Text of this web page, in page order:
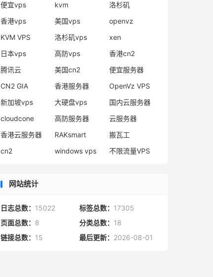
便宜vps kvm
洛杉矶
香港vps
美国vps
openvz
KVM VPS
洛杉矶vps
xen
日本vps
高防vps
香港cn2
腾讯云
美国cn2
便宜服务器
CN2 GIA
香港服务器
OpenVz VPS
新加坡vps
大硬盘vps
国内云服务器
cloudcone
高防服务器
云服务器
香港云服务器
RAKsmart
搬瓦工
cn2
windows vps 不限流量VPS
网站统计
日志总数： 15022 标签总数： 17305
页面总数： 8 分类总数： 18
链接总数： 15 最后更新： 2026-08-01